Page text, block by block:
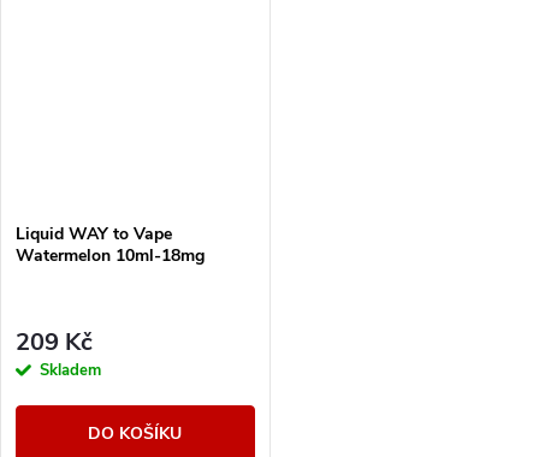
Liquid WAY to Vape
Watermelon 10ml-18mg
209 Kč
Skladem
DO KOŠÍKU